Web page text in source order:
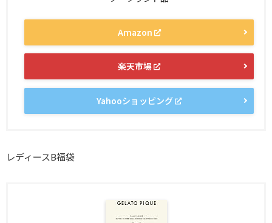
Amazon
楽天市場
Yahooショッピング
レディースB福袋